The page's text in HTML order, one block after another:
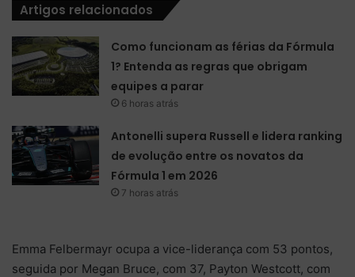
Artigos relacionados
Como funcionam as férias da Fórmula
1? Entenda as regras que obrigam
equipes a parar
6 horas atrás
Antonelli supera Russell e lidera ranking
de evolução entre os novatos da
Fórmula 1 em 2026
7 horas atrás
Emma Felbermayr ocupa a vice-liderança com 53 pontos,
seguida por Megan Bruce, com 37, Payton Westcott, com